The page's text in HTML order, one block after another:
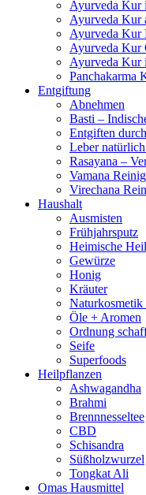
Ayurveda Kur
Ayurveda Kur
Ayurveda Kur
Ayurveda Kur
Ayurveda Kur
Panchakarma
Entgiftung
Abnehmen
Basti –
Entgiften
Leber
Rasayana –
Vamana
Virechana
Haushalt
Ausmisten
Frühjahrsputz
Heimische
Gewürze
Honig
Kräuter
Öle + Aromen
Ordnung
Seife
Superfoods
Heilpflanzen
Ashwagandha
Brahmi
Brennnesseltee
CBD
Schisandra
Süßholzwurzel
Tongkat Ali
Omas Hausmittel